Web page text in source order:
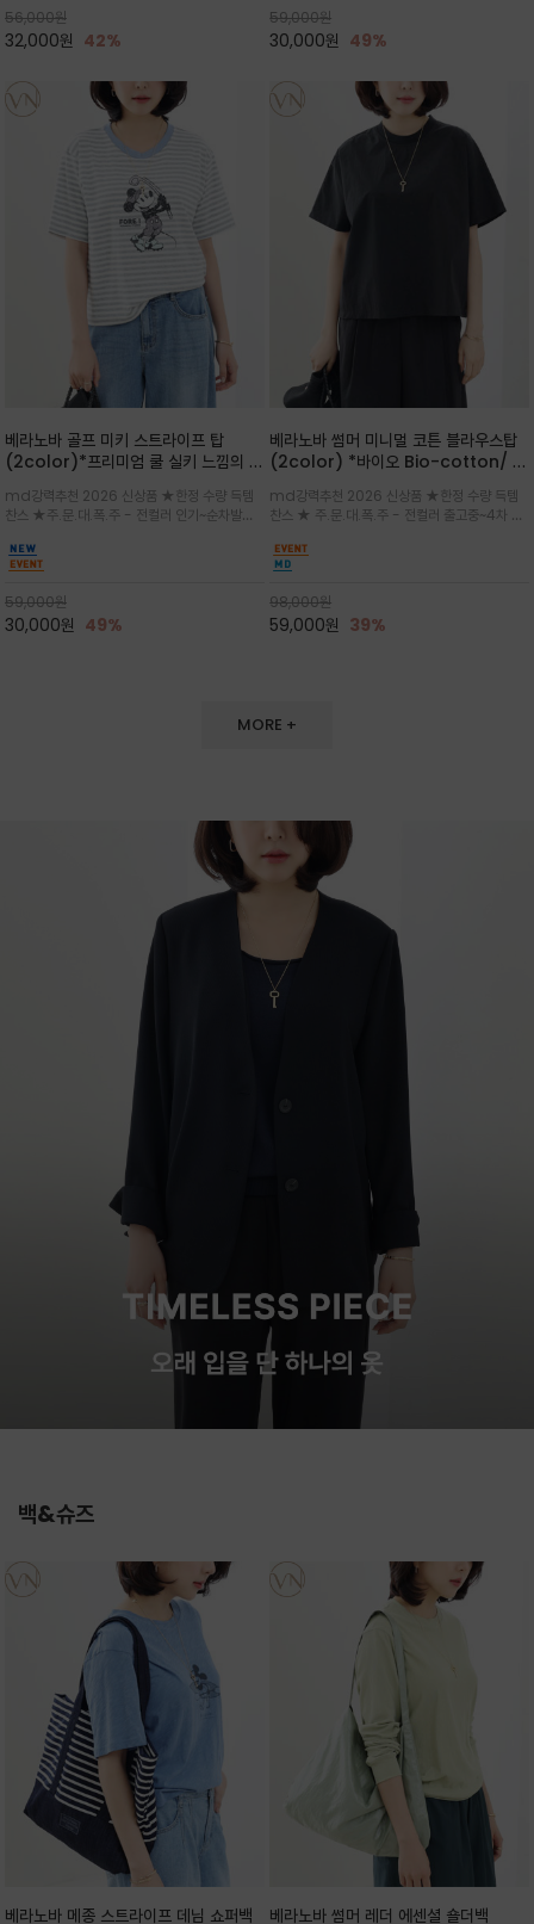
치감으로 편안
56,000원
32,000원 42%
트가 되어 데님이나 린넨 팬츠와 감
59,000원
30,000원 49%
베라노바 골프 미키 스트라이프 탑
(2color)*프리미엄 쿨 실키 느낌의 폴
내 ★골프 미키티 포함 구매및 20만원
넘는 구매고객님께는 타이틀리스트 베라
노바 골프공 2피스 3구 증정(소진시 마
감)★
md강력추천 2026 신상품 ★한정 수량 득템
찬스 ★주.문.대.폭.주 - 전컬러 인기~순차발송
이프가 산뜻한 컬러감을 연출/안정감 있는 라운
드 넥라인과 여유있는 스탠다드 핏으로 여름내내
이쁘게 입으세요 ^^
59,000원
30,000원 49%
베라노바 썸머 미니멀 코튼 블라우스탑
(2color) *바이오 Bio-cotton/ 시
럼 편안하지만 블라우스처럼 단정한 무
드가 느껴지는 코튼 블라우스 탑
md강력추천 2026 신상품 ★한정 수량 득템
찬스 ★ 주.문.대.폭.주 - 전컬러 출고중~4차 리
볍게 퍼지는 박시한 실루엣과 크롭 기장이 하체
를 길어 보이게 해주며 와이드 팬츠와 셋업
98,000원
59,000원 39%
MORE +
백&슈즈
베라노바 메종 스트라이프 데님 쇼퍼백 베라노바 썸머 레더 에센셜 숄더백